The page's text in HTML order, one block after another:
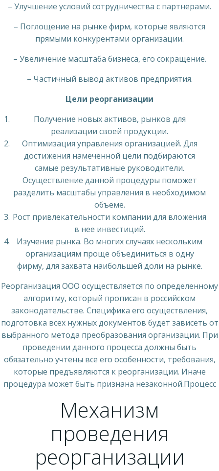
– Улучшение условий сотрудничества с партнерами.
– Поглощение на рынке фирм, которые являются
прямыми конкурентами организации.
– Увеличение масштаба бизнеса, его сокращение.
– Частичный вывод активов предприятия.
Цели реорганизации
Получение новых активов, рынков для
реализации своей продукции.
Оптимизация управления организацией. Для
достижения намеченной цели подбираются
самые результативные руководители.
Осуществление данной процедуры поможет
разделить масштабы управления в необходимом
объеме.
Рост привлекательности компании для вложения
в нее инвестиций.
Изучение рынка. Во многих случаях нескольким
организациям проще объединиться в одну
фирму, для захвата наибольшей доли на рынке.
Реорганизация ООО осуществляется по определенному
алгоритму, который прописан в российском
законодательстве. Специфика его осуществления,
подготовка всех нужных документов будет зависеть от
выбранного метода преобразования организации. При
проведении данного процесса должны быть
обязательно учтены все его особенности, требования,
которые предъявляются к реорганизации. Иначе
процедура может быть признана незаконной.Процесс
Механизм
проведения
реорганизации